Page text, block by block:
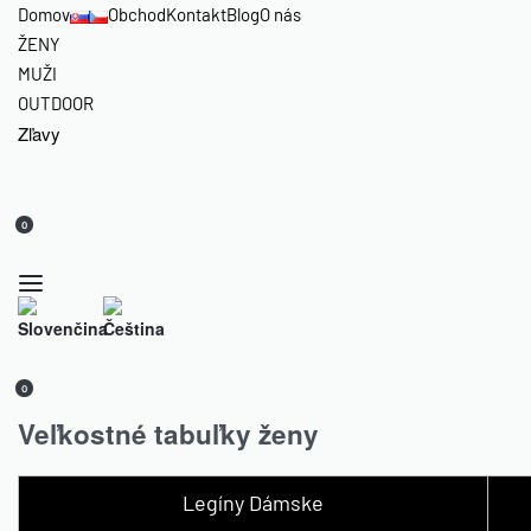
Domov ObchodKontaktBlogO nás
ŽENY
MUŽI
OUTDOOR
Zľavy
0
0
Veľkostné tabuľky ženy
Legíny Dámske